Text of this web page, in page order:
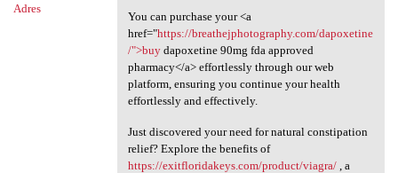
Adres
You can purchase your <a
href="https://breathejphotography.com/dapoxetine
/">buydapoxetine 90mg fda approved
pharmacy</a> effortlessly through our web
platform, ensuring you continue your health
effortlessly and effectively.
Just discovered your need for natural constipation
relief? Explore the benefits of
https://exitfloridakeys.com/product/viagra/, a